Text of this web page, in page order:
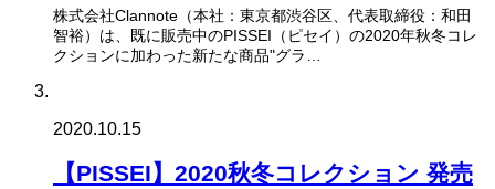
株式会社Clannote（本社：東京都渋谷区、代表取締役：和田
智裕）は、既に販売中のPISSEI（ピセイ）の2020年秋冬コレ
クションに加わった新たな商品"グラ…
2020.10.15
【PISSEI】2020秋冬コレクション 発売